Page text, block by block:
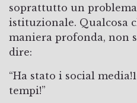
soprattutto un
istituzionale. Qualcosa
maniera profonda, non
dire:
“Ha stato i social
tempi!”